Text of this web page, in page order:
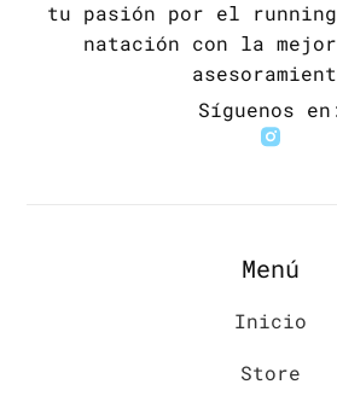
tu pasión por el
natación con la
Síguenos
Menú
Inicio
Store